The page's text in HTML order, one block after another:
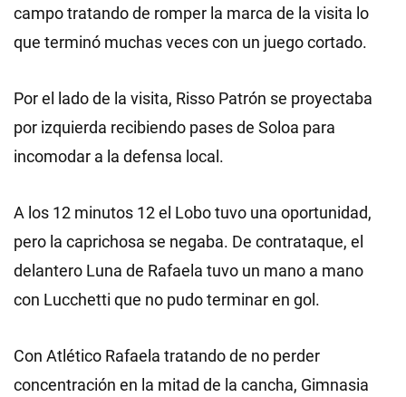
campo tratando de romper la marca de la visita lo
que terminó muchas veces con un juego cortado.
Por el lado de la visita, Risso Patrón se proyectaba
por izquierda recibiendo pases de Soloa para
incomodar a la defensa local.
A los 12 minutos 12 el Lobo tuvo una oportunidad,
pero la caprichosa se negaba. De contrataque, el
delantero Luna de Rafaela tuvo un mano a mano
con Lucchetti que no pudo terminar en gol.
Con Atlético Rafaela tratando de no perder
concentración en la mitad de la cancha, Gimnasia